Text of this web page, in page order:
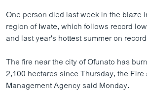
One person died last week in the blaze
region of Iwate, which follows record
and last year's hottest summer on
The fire near the city of Ofunato has
2,100 hectares since Thursday, the
Management Agency said Monday.